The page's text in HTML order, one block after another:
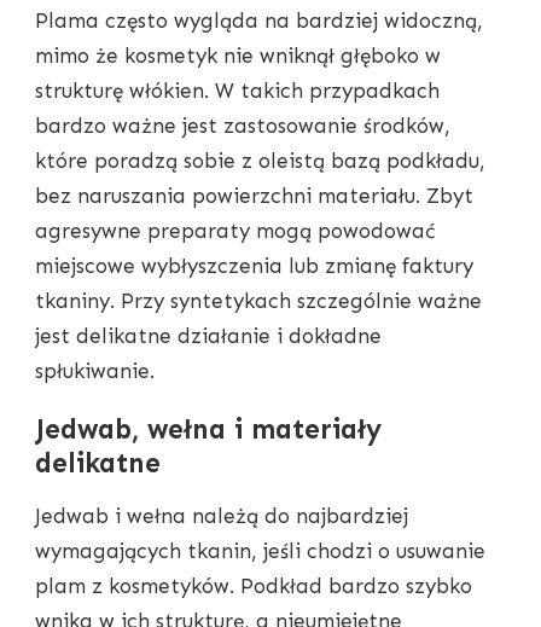
Plama często wygląda na bardziej widoczną,
mimo że kosmetyk nie wniknął głęboko w
strukturę włókien. W takich przypadkach
bardzo ważne jest zastosowanie środków,
które poradzą sobie z oleistą bazą podkładu,
bez naruszania powierzchni materiału. Zbyt
agresywne preparaty mogą powodować
miejscowe wybłyszczenia lub zmianę faktury
tkaniny. Przy syntetykach szczególnie ważne
jest delikatne działanie i dokładne
spłukiwanie.
Jedwab, wełna i materiały
delikatne
Jedwab i wełna należą do najbardziej
wymagających tkanin, jeśli chodzi o usuwanie
plam z kosmetyków. Podkład bardzo szybko
wnika w ich strukturę, a nieumiejętne